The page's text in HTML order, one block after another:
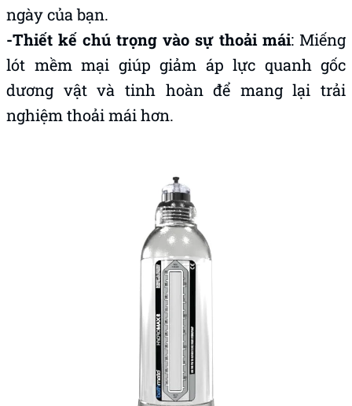
ngày của bạn.
-Thiết kế chú trọng vào sự thoải mái: Miếng
lót mềm mại giúp giảm áp lực quanh gốc
dương vật và tinh hoàn để mang lại trải
nghiệm thoải mái hơn.